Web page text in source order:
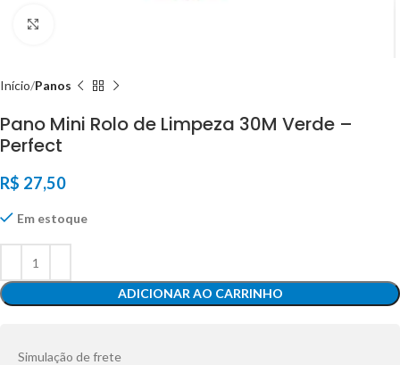
Início Panos
Pano Mini Rolo de Limpeza 30M Verde –
Perfect
R$ 27,50
Em estoque
ADICIONAR AO CARRINHO
Simulação de frete